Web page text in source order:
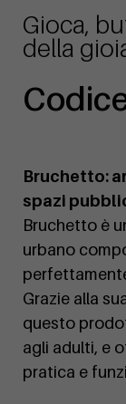
Gioca,
della
Bruchetto:
spazi
Bruchetto è
urbano
Grazie alla
questo
agli adulti, e
pratica e